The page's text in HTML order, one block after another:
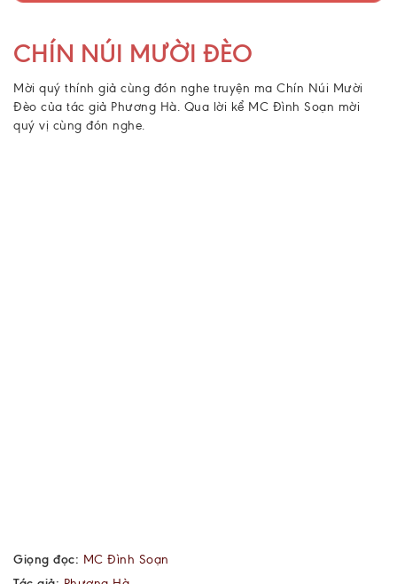
CHÍN NÚI MƯỜI ĐÈO
Mời quý thính giả cùng đón nghe truyện ma Chín Núi Mười
Đèo của tác giả Phương Hà. Qua lời kể MC Đình Soạn mời
quý vị cùng đón nghe.
Giọng đọc: MC Đình Soạn